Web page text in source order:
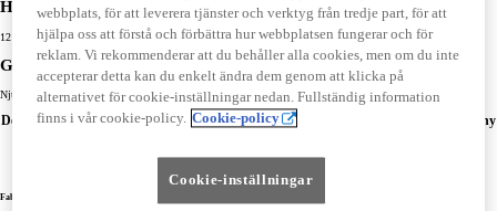
Håll din bil snygg
12 års resp. 6 års garanti mot genomrostning
Ge dig själv sinnesro
Njut av total sinnesro när du är ute och kör.
Det skall vara enkelt och ekonomiskt att äga en Toyota. Det gäller vare sig du har en ny
Fabriksgarantier
webbplats, för att leverera tjänster och verktyg från tredje part, för att
hjälpa oss att förstå och förbättra hur webbplatsen fungerar och för
reklam. Vi rekommenderar att du behåller alla cookies, men om du inte
accepterar detta kan du enkelt ändra dem genom att klicka på
alternativet för cookie-inställningar nedan. Fullständig information
finns i vår cookie-policy. Cookie-policy
Cookie-inställningar